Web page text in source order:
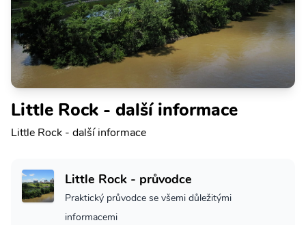
Little Rock - další informace
Little Rock - další informace
Little Rock - průvodce
Praktický průvodce se všemi důležitými
informacemi